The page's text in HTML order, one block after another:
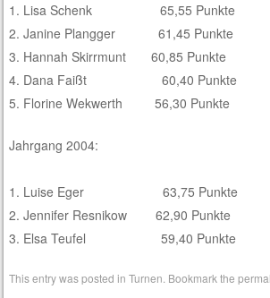
1. Lisa Schenk 65,55 Punkte
2. Janine Plangger 61,45 Punkte
3. Hannah Skirrmunt 60,85 Punkte
4. Dana Faißt 60,40 Punkte
5. Florine Wekwerth 56,30 Punkte
Jahrgang 2004:
1. Luise Eger 63,75 Punkte
2. Jennifer Resnikow 62,90 Punkte
3. Elsa Teufel 59,40 Punkte
This entry was posted inTurnen . Bookmark the